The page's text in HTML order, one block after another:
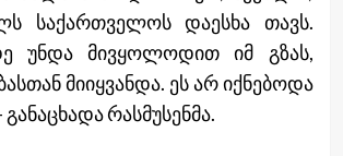
საქართველოს დაესხა თავს.
უნდა მივყოლოდით იმ გზას,
მიიყვანდა. ეს არ იქნებოდა
რასმუსენმა.